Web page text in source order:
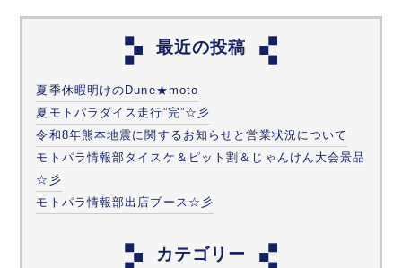
最近の投稿
夏季休暇明けのDune★moto
夏モトパラダイス走行”完”☆彡
令和8年熊本地震に関するお知らせと営業状況について
モトパラ情報部タイスケ＆ピット割＆じゃんけん大会景品
☆彡
モトパラ情報部出店ブース☆彡
カテゴリー